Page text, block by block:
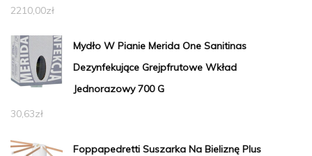
2210,00zł
Mydło W Pianie Merida One Sanitinas
Dezynfekujące Grejpfrutowe Wkład
Jednorazowy 700 G
30,63zł
Foppapedretti Suszarka Na Bieliznę Plus